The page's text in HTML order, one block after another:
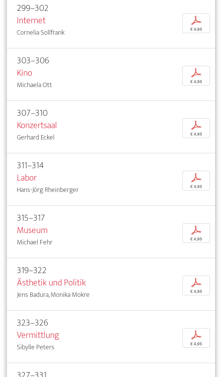
299–302
Internet
Cornelia Sollfrank
p
€ 4,95
303–306
Kino
Michaela Ott
p
€ 4,95
307–310
Konzertsaal
Gerhard Eckel
p
€ 4,95
311–314
Labor
Hans-Jörg Rheinberger
p
€ 4,95
315–317
Museum
Michael Fehr
p
€ 4,95
319–322
Ästhetik und Politik
Jens Badura, Monika Mokre
p
€ 4,95
323–326
Vermittlung
Sibylle Peters
p
€ 4,95